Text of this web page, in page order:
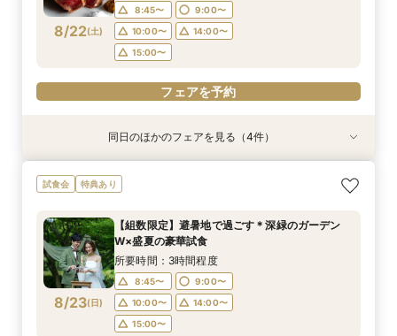
16:00〜
フェアを予約
18:00〜
フェアを予約
8/22(土)
8:45〜
9:00〜
10:00〜
14:00〜
15:00〜
フェアを予約
8/22(土)
【2時間30分/試食無】お見積りまでご案内★レ
ギュラー相談会
9:00〜
10:00〜
11:00〜
14:00〜
15:00〜
フェアを予約
特典あり
8/22(土)
【6名からOK♪】少人数婚プラン相談会◆豪華試
食付きフェア！
9:00〜
10:00〜
11:00〜
13:00〜
14:00〜
フェアを予約
8/22(土)
〈土日祝限定♪〉☆ガーデンウェディング×感動
挙式体感ツアー☆
9:00〜
10:00〜
11:00〜
14:00〜
15:00〜
フェアを予約
8/22(土)
週末限定≪気軽に参加☆≫90分でショート相談
会【特典付き♪】
9:00〜
11:00〜
15:00〜
16:00〜
18:00〜
フェアを予約
同日のほかのフェアを見る（4件）
試食会 特典あり
8/23(日)
【組数限定】避暑地で過ごす＊深緑のガーデン
W×盛夏の豪華試食
所要時間：3時間程度
8:45〜
9:00〜
10:00〜
14:00〜
15:00〜